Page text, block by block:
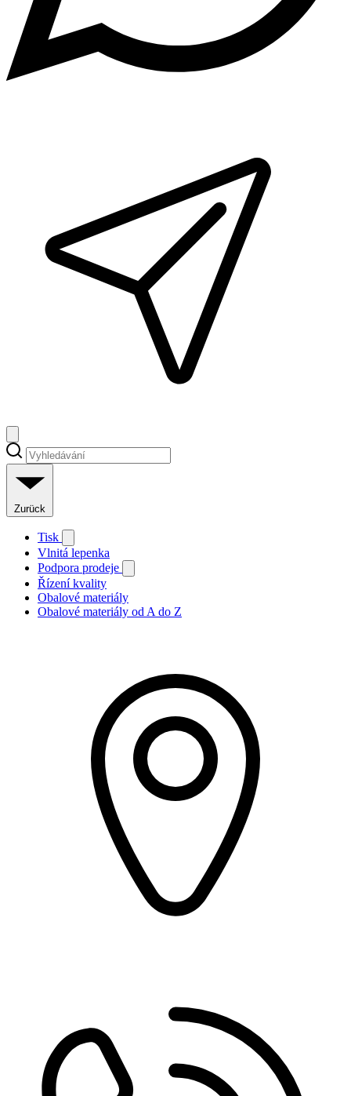
Zurück
Tisk
Vlnitá lepenka
Podpora prodeje
Řízení kvality
Obalové materiály
Obalové materiály od A do Z